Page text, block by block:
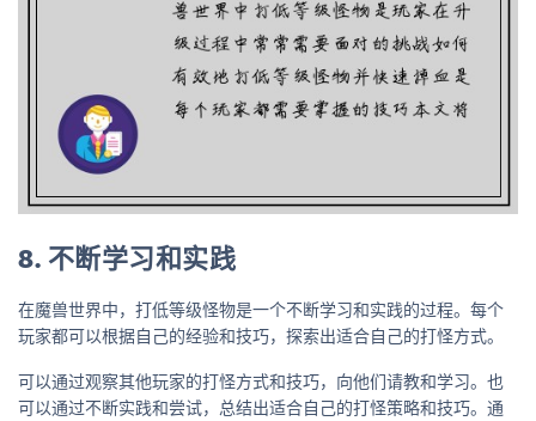
8. 不断学习和实践
在魔兽世界中，打低等级怪物是一个不断学习和实践的过程。每个
玩家都可以根据自己的经验和技巧，探索出适合自己的打怪方式。
可以通过观察其他玩家的打怪方式和技巧，向他们请教和学习。也
可以通过不断实践和尝试，总结出适合自己的打怪策略和技巧。通